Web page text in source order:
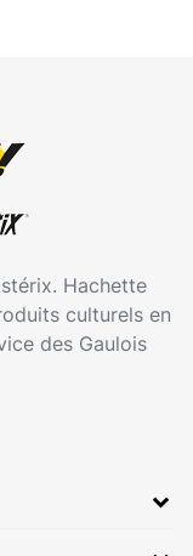
Hachette
culturels en
des Gaulois